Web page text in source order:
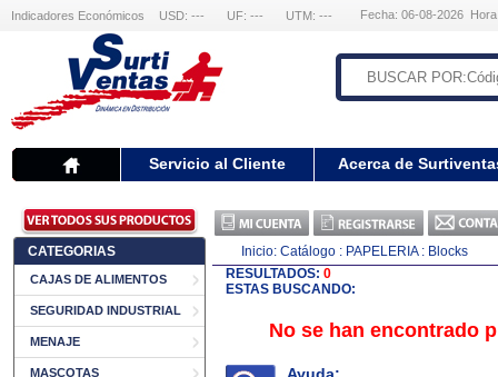
Indicadores Económicos USD: --- UF: --- UTM: --- Fecha: 06-08-2026
Servicio al Cliente Acerca de
CATEGORIAS
CAJAS DE ALIMENTOS
SEGURIDAD INDUSTRIAL
MENAJE
MASCOTAS
Inicio: Catálogo : PAPELERIA : Blocks
RESULTADOS: 0
ESTAS BUSCANDO:
No se han encontrado